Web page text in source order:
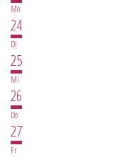
Mo
24
Di
25
Mi
26
Do
27
Fr